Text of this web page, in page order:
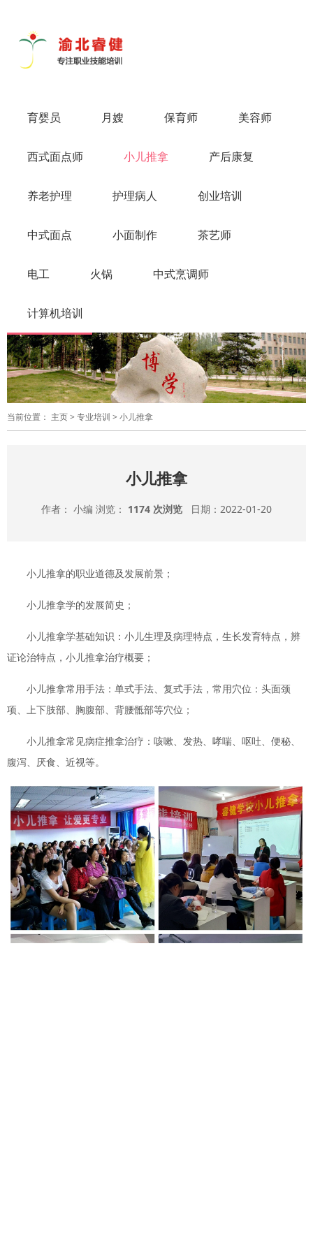
育婴员
月嫂 保育师 美容师
西式面点师 小儿推拿 产后康复
养老护理 护理病人 创业培训
中式面点 小面制作 茶艺师
电工 火锅 中式烹调师
计算机培训
当前位置： 主页> 专业培训 > 小儿推拿
小儿推拿
作者： 小编 浏览： 1174 次浏览 日期：2022-01-20
小儿推拿的职业道德及发展前景；
小儿推拿学的发展简史；
小儿推拿学基础知识：小儿生理及病理特点，生长发育特点，辨
证论治特点，小儿推拿治疗概要；
小儿推拿常用手法：单式手法、复式手法，常用穴位：头面颈
项、上下肢部、胸腹部、背腰骶部等穴位；
小儿推拿常见病症推拿治疗：咳嗽、发热、哮喘、呕吐、便秘、
腹泻、厌食、近视等。